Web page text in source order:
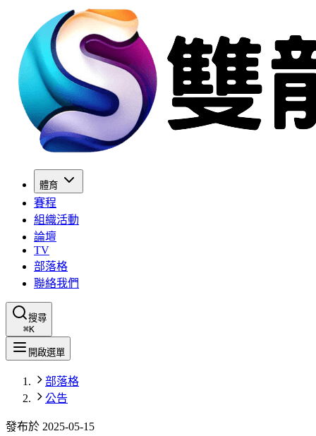
體育
賽程
組織活動
論壇
TV
部落格
聯絡我們
搜尋
⌘K
開啟選單
部落格
公告
發布於 2025-05-15